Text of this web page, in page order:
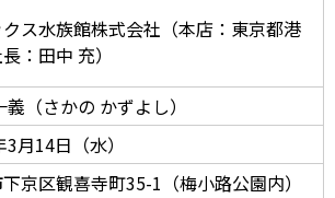
ス水族館株式会社（本店：東京都港
：田中 充）
（さかの かずよし）
月14日（水）
京区観喜寺町35-1（梅小路公園内）